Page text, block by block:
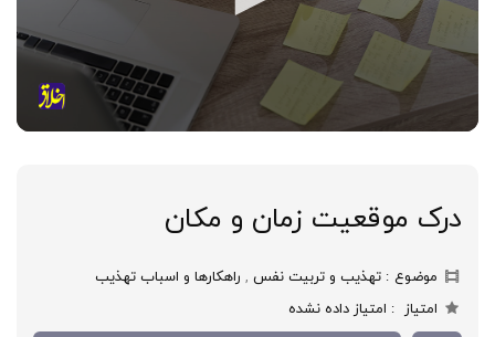
درک موقعیت زمان و مکان
موضوع تهذیب و تربیت نفس , راهکارها و اسباب تهذیب
امتیاز
امتیاز داده نشده